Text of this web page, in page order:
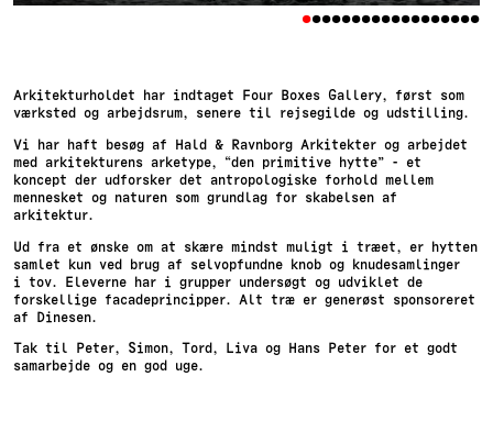
••••••••••••••••••
Arkitekturholdet har indtaget Four Boxes Gallery, først som
værksted og arbejdsrum, senere til rejsegilde og udstilling.
Vi har haft besøg af Hald & Ravnborg Arkitekter og arbejdet
med arkitekturens arketype, “den primitive hytte” - et
koncept der udforsker det antropologiske forhold mellem
mennesket og naturen som grundlag for skabelsen af ​​
arkitektur.
Ud fra et ønske om at skære mindst muligt i træet, er hytten
samlet kun ved brug af selvopfundne knob og knudesamlinger
i tov. Eleverne har i grupper undersøgt og udviklet de
forskellige facadeprincipper. Alt træ er generøst sponsoreret
af Dinesen.
Tak til Peter, Simon, Tord, Liva og Hans Peter for et godt
samarbejde og en god uge.